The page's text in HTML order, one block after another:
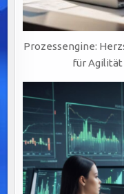
Prozessengine:
für Agilität